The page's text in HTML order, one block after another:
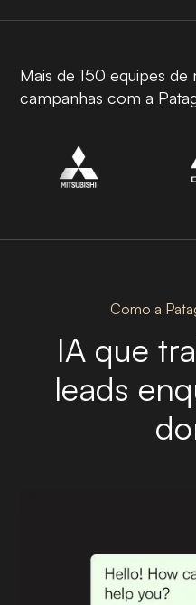
Mais de 150 equipes de
campanhas com a
Como a
IA que
leads